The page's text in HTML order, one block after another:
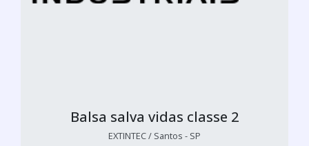
Balsa salva vidas classe 2
EXTINTEC / Santos - SP